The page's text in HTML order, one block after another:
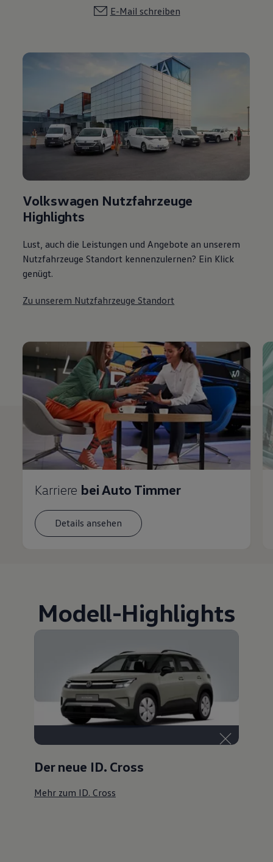
E-Mail schreiben
Volkswagen Nutzfahrzeuge
Highlights
Lust, auch die Leistungen und Angebote an unserem
Nutzfahrzeuge Standort kennenzulernen? Ein Klick
genügt.
Zu unserem Nutzfahrzeuge Standort
Karriere bei Auto Timmer
Details ansehen
Modell-Highlights
Der neue ID. Cross
Mehr zum ID. Cross